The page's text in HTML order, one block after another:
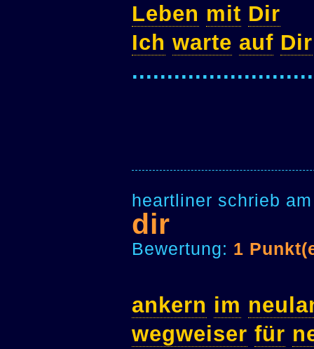
Leben mit Dir
Ich warte auf Dir
heartliner schrieb
dir
Bewertung: 1
ankern im
wegweiser für